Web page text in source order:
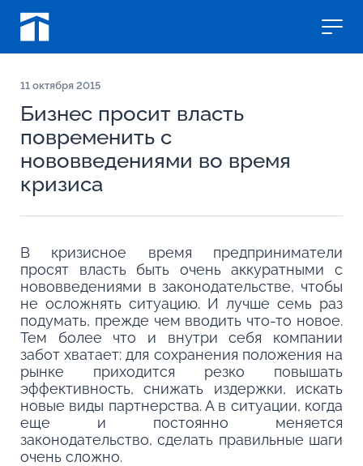
11октября 2015
Бизнес просит власть
повременить с
нововведениями во время
кризиса
В кризисное время предприниматели
просят власть быть очень аккуратными с
нововведениями в законодательстве, чтобы
не осложнять ситуацию. И лучше семь раз
подумать, прежде чем вводить что-то новое.
Тем более что и внутри себя компании
забот хватает: для сохранения положения на
рынке приходится резко повышать
эффективность, снижать издержки, искать
новые виды партнерства. А в ситуации, когда
еще и постоянно меняется
законодательство, сделать правильные шаги
очень сложно.